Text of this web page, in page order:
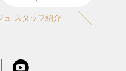
ュ スタッフ紹介